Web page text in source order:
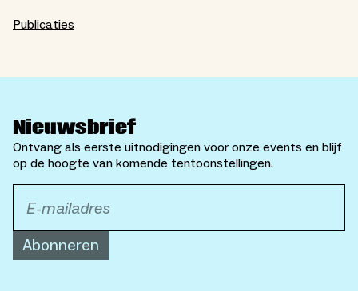
Publicaties
Nieuwsbrief
Ontvang als eerste uitnodigingen voor onze events en blijf
op de hoogte van komende tentoonstellingen.
Abonneren